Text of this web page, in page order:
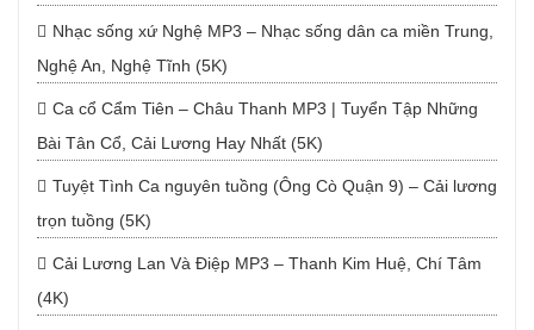
Nhạc sống xứ Nghệ MP3 – Nhạc sống dân ca miền Trung,
Nghệ An, Nghệ Tĩnh (5K)
Ca cổ Cẩm Tiên – Châu Thanh MP3 | Tuyển Tập Những
Bài Tân Cổ, Cải Lương Hay Nhất (5K)
Tuyệt Tình Ca nguyên tuồng (Ông Cò Quận 9) – Cải lương
trọn tuồng (5K)
Cải Lương Lan Và Điệp MP3 – Thanh Kim Huệ, Chí Tâm
(4K)